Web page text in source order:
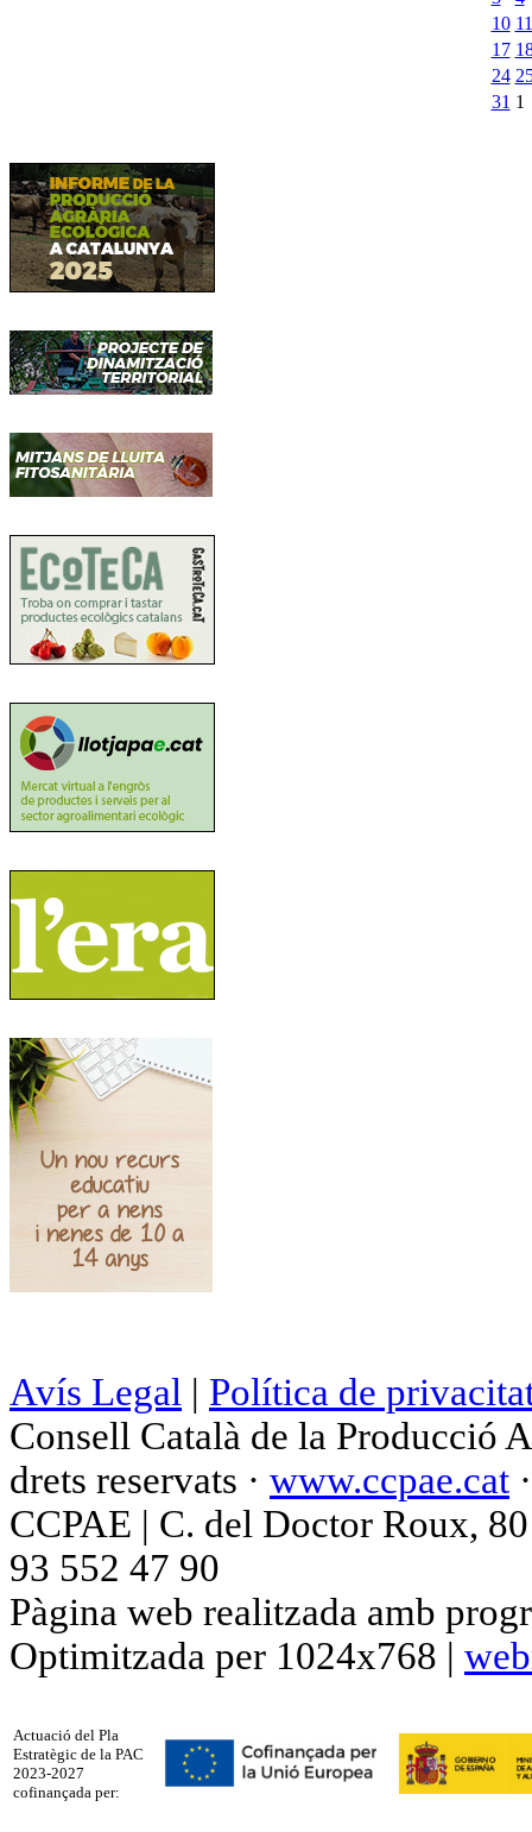
10 11
17
24
31 1
Avís Legal | Política de
Consell Català de la Producció
drets reservats · www.ccpae.cat
CCPAE | C. del Doctor Roux,
93 552 47 90
Pàgina web realitzada amb
Optimitzada per 1024x768 |
Actuació del Pla
Estratègic de la PAC
2023-2027
cofinançada per: